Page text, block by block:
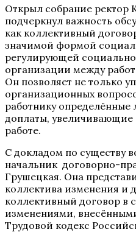
Открыл собрание
подчеркнул важность
как коллективный
значимой формой
регулирующей
организации между
Он позволяет не только
организационных
работнику определённые
доплаты, увеличивающие
работе.
С докладом по существу
начальник договорно-
Грушецкая. Она
коллектива изменения и
коллективный договор в
изменениями,
Трудовой кодекс